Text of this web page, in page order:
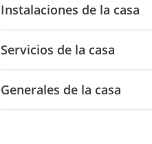
Instalaciones de la casa
Servicios de la casa
Generales de la casa